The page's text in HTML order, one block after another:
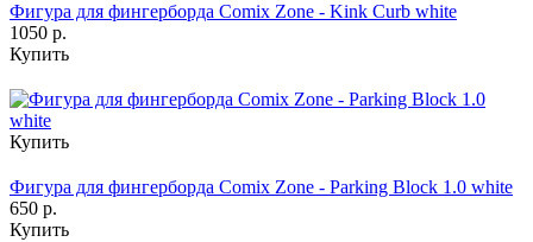
Фигура для фингерборда Comix Zone - Kink Curb white
1050 р.
Купить
Купить
Фигура для фингерборда Comix Zone - Parking Block 1.0 white
650 р.
Купить